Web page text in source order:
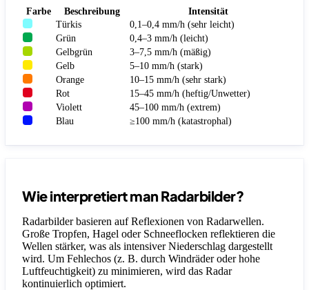
Farbe Beschreibung
Intensität
Türkis
0,1–0,4 mm/h (sehr leicht)
Grün
0,4–3 mm/h (leicht)
Gelbgrün
3–7,5 mm/h (mäßig)
Gelb
5–10 mm/h (stark)
Orange
10–15 mm/h (sehr stark)
Rot
15–45 mm/h (heftig/Unwetter)
Violett
45–100 mm/h (extrem)
Blau
≥100 mm/h (katastrophal)
Wie interpretiert man Radarbilder?
Radarbilder basieren auf Reflexionen von Radarwellen.
Große Tropfen, Hagel oder Schneeflocken reflektieren die
Wellen stärker, was als intensiver Niederschlag dargestellt
wird. Um Fehlechos (z. B. durch Windräder oder hohe
Luftfeuchtigkeit) zu minimieren, wird das Radar
kontinuierlich optimiert.